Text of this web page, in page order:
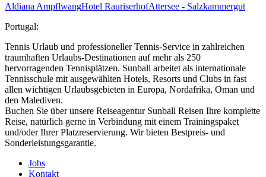
Aldiana AmpflwangHotel RauriserhofAttersee - Salzkammergut
Portugal:
Tennis Urlaub und professioneller Tennis-Service in zahlreichen
traumhaften Urlaubs-Destinationen auf mehr als 250
hervorragenden Tennisplätzen. Sunball arbeitet als internationale
Tennisschule mit ausgewählten Hotels, Resorts und Clubs in fast
allen wichtigen Urlaubsgebieten in Europa, Nordafrika, Oman und
den Malediven.
Buchen Sie über unsere Reiseagentur Sunball Reisen Ihre komplette
Reise, natürlich gerne in Verbindung mit einem Trainingspaket
und/oder Ihrer Platzreservierung. Wir bieten Bestpreis- und
Sonderleistungsgarantie.
Jobs
Kontakt